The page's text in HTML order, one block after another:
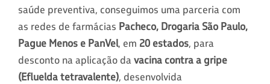
saúde preventiva, conseguimos uma parceria com
as redes de farmácias Pacheco, Drogaria São Paulo,
Pague Menos e PanVel, em 20 estados, para
desconto na aplicação davacina contra a gripe
(Efluelda tetravalente), desenvolvida